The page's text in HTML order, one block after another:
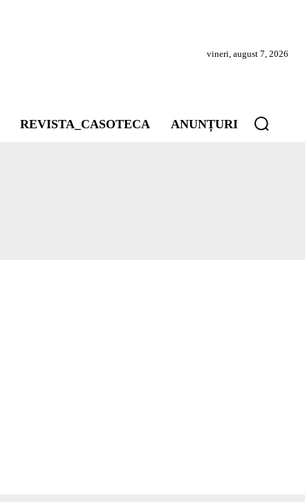
vineri, august 7, 2026
REVISTA_CASOTECA ANUNȚURI